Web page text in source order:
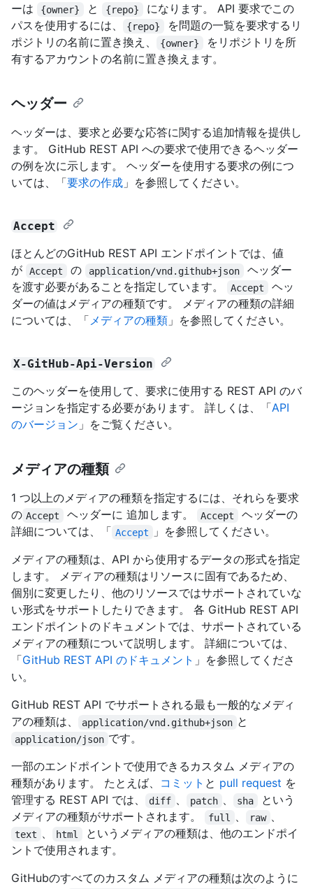
ーは
{owner} と {repo}
になります。 API 要求でこの
パスを使用するには、
{repo}
を問題の一覧を要求するリ
ポジトリの名前に置き換え、
{owner}
をリポジトリを所
有するアカウントの名前に置き換えます。
ヘッダー
ヘッダーは、要求と必要な応答に関する追加情報を提供し
ます。 GitHub REST API への要求で使用できるヘッダー
の例を次に示します。 ヘッダーを使用する要求の例につ
いては、「要求の作成 」を参照してください。
Accept
ほとんどのGitHub REST API エンドポイントでは、値
が
Accept の application/vnd.github+json
ヘッダー
を渡す必要があることを指定しています。
Accept
ヘッ
ダーの値はメディアの種類です。 メディアの種類の詳細
については、「メディアの種類 」を参照してください。
X-GitHub-Api-Version
このヘッダーを使用して、要求に使用する REST API のバ
ージョンを指定する必要があります。 詳しくは、「API
のバージョン 」をご覧ください。
メディアの種類
1 つ以上のメディアの種類を指定するには、それらを要求
の Accept ヘッダーに 追加します。 Accept
ヘッダーの
詳細については、「 Accept
」を参照してください。
メディアの種類は、API から使用するデータの形式を指定
します。 メディアの種類はリソースに固有であるため、
個別に変更したり、他のリソースではサポートされていな
い形式をサポートしたりできます。 各 GitHub REST API
エンドポイントのドキュメントでは、サポートされている
メディアの種類について説明します。 詳細については、
「GitHub REST API のドキュメント 」を参照してくださ
い。
GitHub REST API でサポートされる最も一般的なメディ
アの種類は、
application/vnd.github+json と
application/json です。
一部のエンドポイントで使用できるカスタム メディアの
種類があります。 たとえば、 コミット と pull request を
管理する REST API では、
diff 、 patch 、 sha
という
メディアの種類がサポートされます。
full 、 raw 、
text 、 html
というメディアの種類は、他のエンドポイ
ントで使用されます。
GitHubのすべてのカスタム メディアの種類は次のように